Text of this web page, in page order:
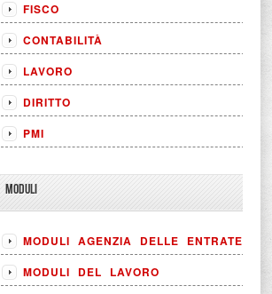
FISCO
CONTABILITÀ
LAVORO
DIRITTO
PMI
MODULI
MODULI AGENZIA DELLE ENTRATE
MODULI DEL LAVORO